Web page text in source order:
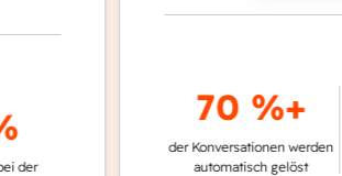
70 %+
der Konversationen werden
automatisch gelöst